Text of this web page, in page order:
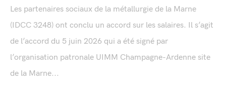
Les partenaires sociaux de la métallurgie de la Marne
(IDCC 3248) ont conclu un accord sur les salaires. Il s’agit
de l’accord du 5 juin 2026 qui a été signé par
l’organisation patronale UIMM Champagne-Ardenne site
de la Marne...